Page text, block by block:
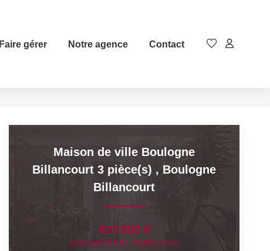
Faire gérer Notre agence Contact
Maison de ville Boulogne
Billancourt 3 pièce(s) , Boulogne
Billancourt
670 000 €
product.price.fees_charges.teaser